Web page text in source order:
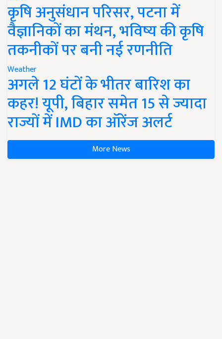
कृषि अनुसंधान परिसर, पटना में
वैज्ञानिकों का मंथन, भविष्य की कृषि
तकनीकों पर बनी नई रणनीति
Weather
अगले 12 घंटों के भीतर बारिश का
कहर! यूपी, बिहार समेत 15 से ज्यादा
राज्यों में IMD का ऑरेंज अलर्ट
More News